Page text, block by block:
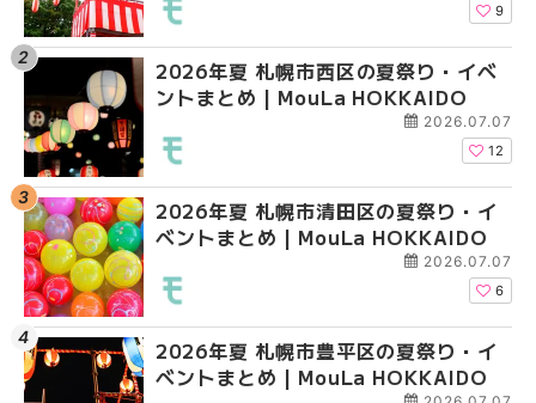
9
2026年夏 札幌市西区の夏祭り・イベ
ントまとめ | MouLa HOKKAIDO
2026.07.07
12
2026年夏 札幌市清田区の夏祭り・イ
ベントまとめ | MouLa HOKKAIDO
2026.07.07
6
2026年夏 札幌市豊平区の夏祭り・イ
ベントまとめ | MouLa HOKKAIDO
【2026年最新】札幌
ガーデン｜オープン日
大通公園から穴場テ
2026年夏 札幌市白石
ベントまとめ |
2026年夏 札幌市手稲
ベントまとめ |
2026年夏 札幌市北区
ントまとめ | MouLa
2026年夏 札幌市白石
ベントまとめ |
2026年夏 札幌市西区
ントまとめ | MouLa